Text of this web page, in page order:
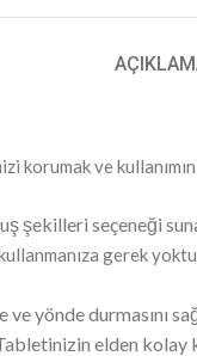
ve
şekilleri seçeneği
gerek
yönde durmasını
elden kolay